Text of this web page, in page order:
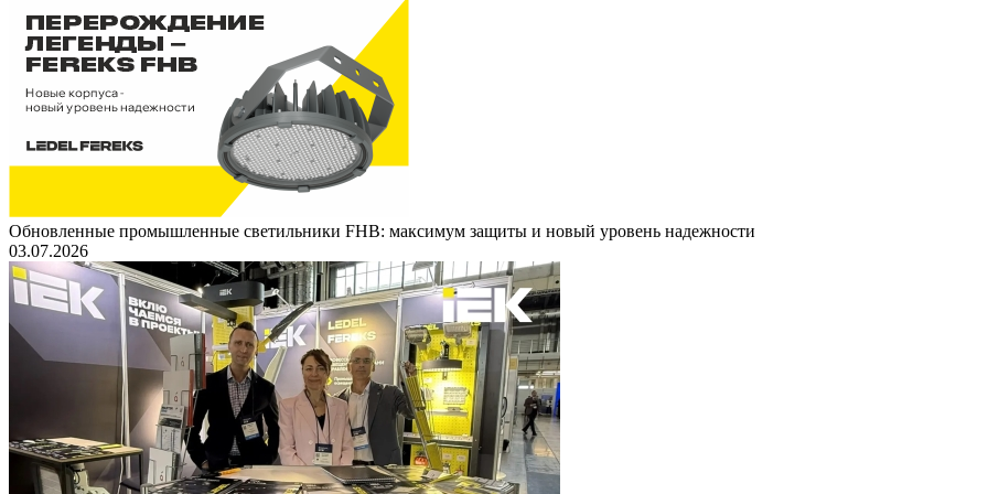
Обновленные промышленные светильники FHB: максимум защиты и новый уровень надежности
03.07.2026